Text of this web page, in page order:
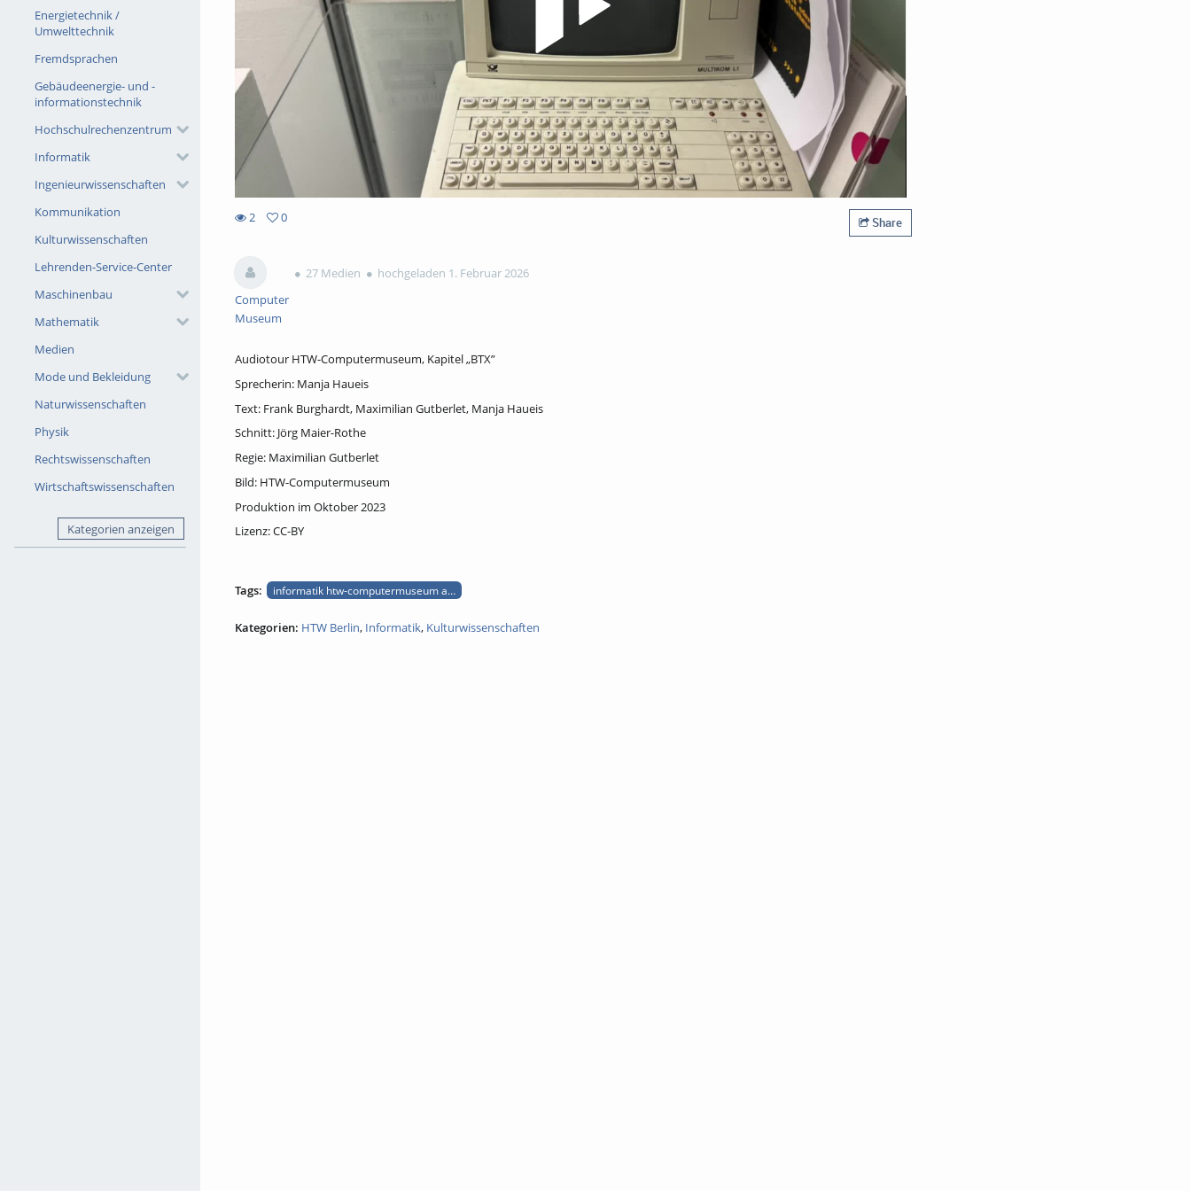
Energietechnik /
Umwelttechnik
Fremdsprachen
Gebäudeenergie- und -
informationstechnik
Hochschulrechenzentrum
Informatik
Ingenieurwissenschaften
Kommunikation
Kulturwissenschaften
Lehrenden-Service-Center
Maschinenbau
Mathematik
Medien
Mode und Bekleidung
Naturwissenschaften
Physik
Rechtswissenschaften
Wirtschaftswissenschaften
Kategorien anzeigen
2
views
0
Share
Computer
Museum
27 Medien hochgeladen 1. Februar 2026
Audiotour HTW-Computermuseum, Kapitel „BTX”
Sprecherin: Manja Haueis
Text: Frank Burghardt, Maximilian Gutberlet, Manja Haueis
Schnitt: Jörg Maier-Rothe
Regie: Maximilian Gutberlet
Bild: HTW-Computermuseum
Produktion im Oktober 2023
Lizenz: CC-BY
Tags: informatik htw-computermuseum audiotour btx bildschirmtext
Kategorien: HTW Berlin, Informatik, Kulturwissenschaften